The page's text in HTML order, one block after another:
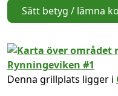
Sätt betyg / lämna
Denna grillplats ligger i